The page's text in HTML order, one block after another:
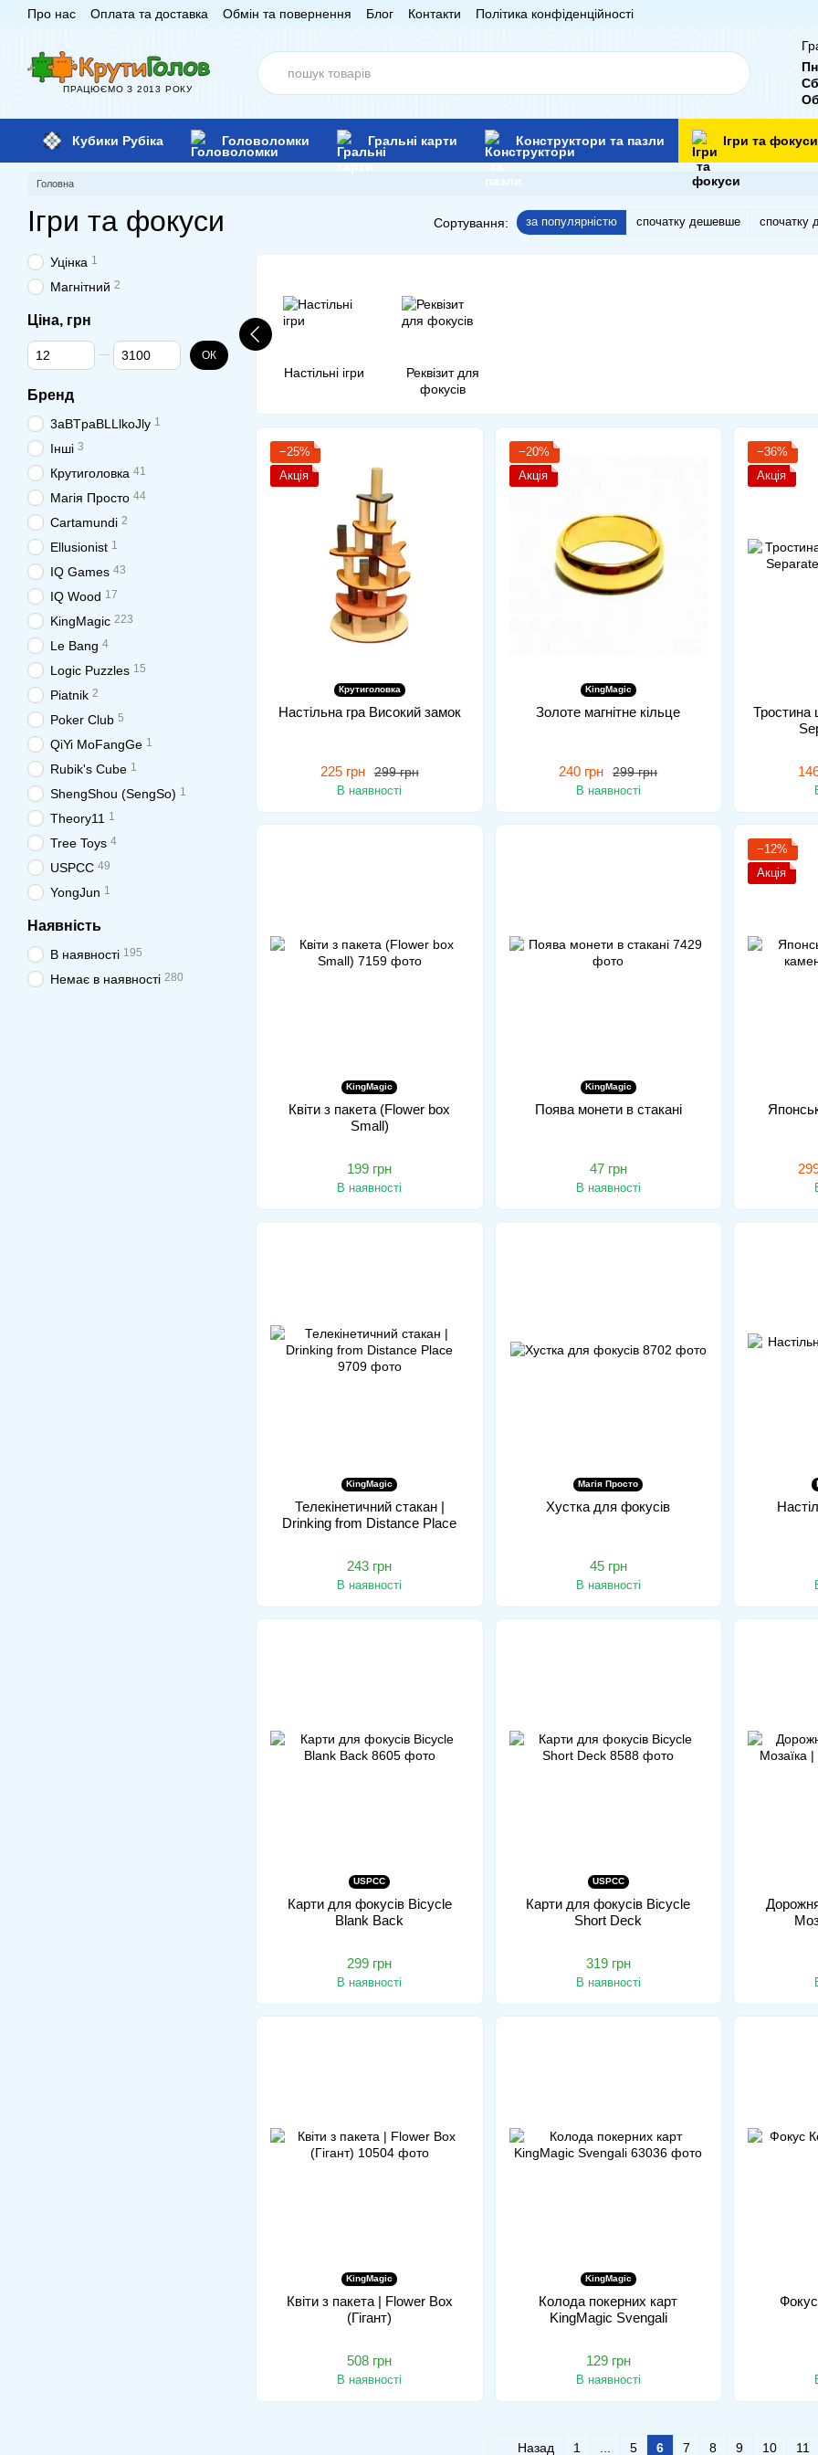
Перейти до основного контенту
Про нас Оплата та доставка Обмін та повернення Блог Контакти Політика конфіденційності
ПРАЦЮЄМО З 2013 РОКУ
Кубики Рубіка Головоломки Гральні карти Конструктори та пазли Ігри та фокуси
Головна
Ігри та фокуси Сортування: за популярністю спочатку дешевше спочатку
Настільні ігри
Реквізит для
фокусів
−25%
Акція
Крутиголовка
Настільна гра Високий замок
299 грн
225 грн
В наявності
−20%
Акція
KingMagic
Золоте магнітне кільце
299 грн
240 грн
В наявності
−36%
Акція
Тростина
KingMagic
Квіти з пакета (Flower box
Small)
199 грн
В наявності
KingMagic
Поява монети в стакані
47 грн
В наявності
−12%
Акція
KingMagic
Телекінетичний стакан |
Drinking from Distance Place
243 грн
В наявності
Магія Просто
Хустка для фокусів
45 грн
В наявності
USPCC
Карти для фокусів Bicycle
Blank Back
299 грн
В наявності
USPCC
Карти для фокусів Bicycle
Short Deck
319 грн
В наявності
KingMagic
Квіти з пакета | Flower Box
(Гігант)
508 грн
В наявності
KingMagic
Колода покерних карт
KingMagic Svengali
129 грн
В наявності
Назад 1 5 6 7 8 9 10 11
Уцінка 1
Магнітний 2
Ціна, грн
Від Ціна, грн
До Ціна, грн ОК
Бренд
3aBTpaBLLlkoJly 1
Інші 3
Крутиголовка 41
Магія Просто 44
Cartamundi 2
Ellusionist 1
IQ Games 43
IQ Wood 17
KingMagic 223
Le Bang 4
Logic Puzzles 15
Piatnik 2
Poker Club 5
QiYi MoFangGe 1
Rubik's Cube 1
ShengShou (SengSo) 1
Theory11 1
Tree Toys 4
USPCC 49
YongJun 1
Наявність
В наявності 195
Немає в наявності 280